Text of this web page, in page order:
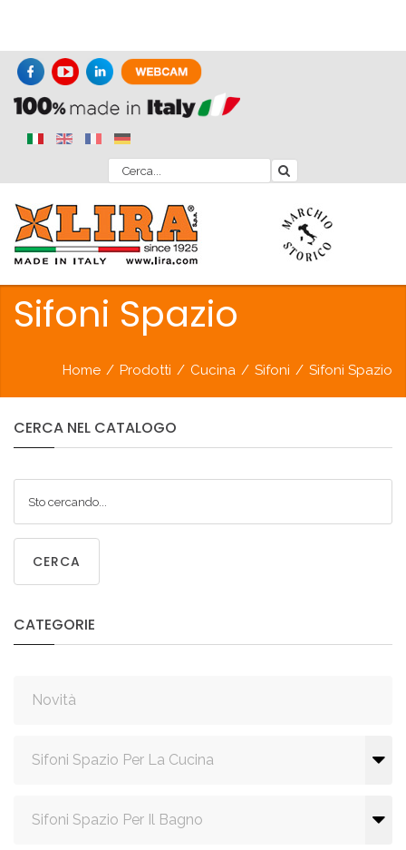
Sifoni Spazio
Home / Prodotti / Cucina / Sifoni / Sifoni Spazio
CERCA NEL CATALOGO
CERCA
CATEGORIE
Novità
Sifoni Spazio Per La Cucina
Sifoni Spazio Per Il Bagno